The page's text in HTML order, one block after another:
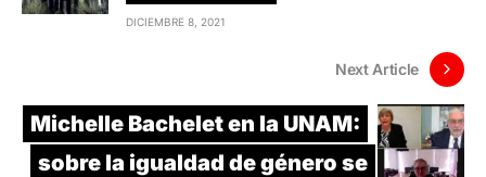
DICIEMBRE 8, 2021
Next Article
Michelle Bachelet en la UNAM:
sobre la igualdad de género se